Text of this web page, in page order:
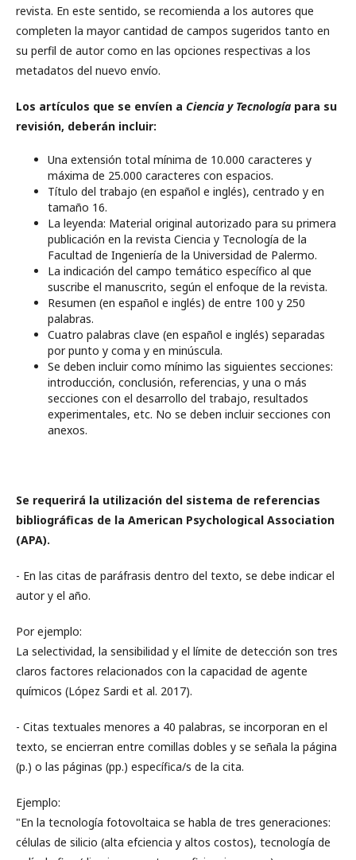
revista. En este sentido, se recomienda a los autores que
completen la mayor cantidad de campos sugeridos tanto en
su perfil de autor como en las opciones respectivas a los
metadatos del nuevo envío.
Los artículos que se envíen a Ciencia y Tecnología para su
revisión, deberán incluir:
Una extensión total mínima de 10.000 caracteres y
máxima de 25.000 caracteres con espacios.
Título del trabajo (en español e inglés), centrado y en
tamaño 16.
La leyenda: Material original autorizado para su primera
publicación en la revista Ciencia y Tecnología de la
Facultad de Ingeniería de la Universidad de Palermo.
La indicación del campo temático específico al que
suscribe el manuscrito, según el enfoque de la revista.
Resumen (en español e inglés) de entre 100 y 250
palabras.
Cuatro palabras clave (en español e inglés) separadas
por punto y coma y en minúscula.
Se deben incluir como mínimo las siguientes secciones:
introducción, conclusión, referencias, y una o más
secciones con el desarrollo del trabajo, resultados
experimentales, etc. No se deben incluir secciones con
anexos.
Se requerirá la utilización del sistema de referencias
bibliográficas de la American Psychological Association
(APA).
- En las citas de paráfrasis dentro del texto, se debe indicar el
autor y el año.
Por ejemplo:
La selectividad, la sensibilidad y el límite de detección son tres
claros factores relacionados con la capacidad de agente
químicos (López Sardi et al. 2017).
- Citas textuales menores a 40 palabras, se incorporan en el
texto, se encierran entre comillas dobles y se señala la página
(p.) o las páginas (pp.) específica/s de la cita.
Ejemplo:
"En la tecnología fotovoltaica se habla de tres generaciones:
células de silicio (alta efciencia y altos costos), tecnología de